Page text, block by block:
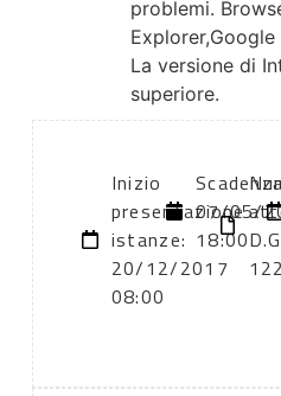
problemi.
La versione di
superiore.
Inizio
presentazione
istanze:
20/12/2017
08:00
07/05/
18:00